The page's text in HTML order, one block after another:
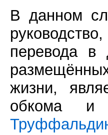
В данном
перевода в
жизни,
обкома и